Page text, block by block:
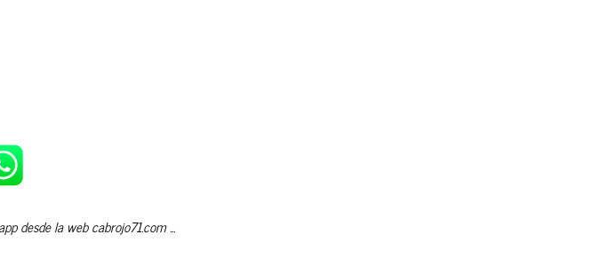
desde la web cabrojo71.com ...